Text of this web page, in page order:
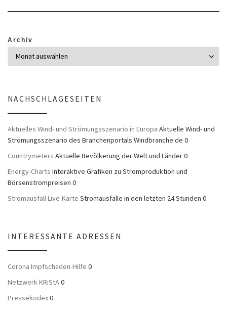
Archiv
NACHSCHLAGESEITEN
Aktuelles Wind- und Strömungsszenario in Europa Aktuelle Wind- und
Strömungsszenario des Branchenportals Windbranche.de 0
Countrymeters Aktuelle Bevölkerung der Welt und Länder 0
Energy-Charts Interaktive Grafiken zu Stromproduktion und
Börsenstrompreisen 0
Stromausfall Live-Karte Stromausfälle in den letzten 24 Stunden 0
INTERESSANTE ADRESSEN
Corona Impfschaden-Hilfe 0
Netzwerk KRiStA0
Pressekodex0